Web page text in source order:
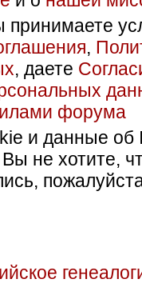
принимаете
,
, даете
форума
и данные об
не хотите,